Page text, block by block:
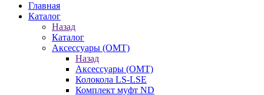
Главная
Каталог
Назад
Каталог
Аксессуары (OMT)
Назад
Аксессуары (OMT)
Колокола LS-LSE
Комплект муфт ND